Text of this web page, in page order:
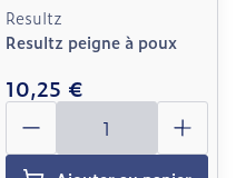
Resultz
Resultz peigne à poux
10,25 €
Quantité